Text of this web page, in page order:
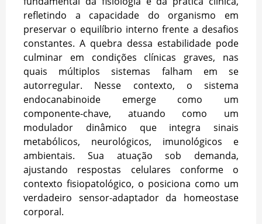
refletindo a capacidade do organismo em
preservar o equilíbrio interno frente a desafios
constantes. A quebra dessa estabilidade pode
culminar em condições clínicas graves, nas
quais múltiplos sistemas falham em se
autorregular. Nesse contexto, o sistema
endocanabinoide emerge como um
componente-chave, atuando como um
modulador dinâmico que integra sinais
metabólicos, neurológicos, imunológicos e
ambientais. Sua atuação sob demanda,
ajustando respostas celulares conforme o
contexto fisiopatológico, o posiciona como um
verdadeiro sensor-adaptador da homeostase
corporal.